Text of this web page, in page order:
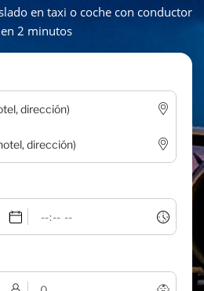
en taxi o coche con conductor
2 minutos